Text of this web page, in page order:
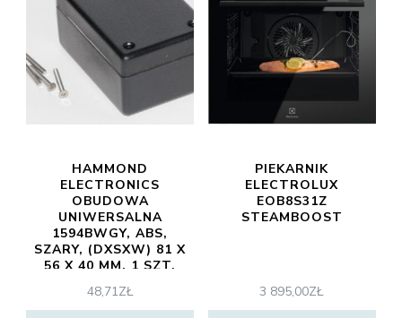
HAMMOND
ELECTRONICS
OBUDOWA
UNIWERSALNA
1594BWGY, ABS,
SZARY, (DXSXW) 81 X
56 X 40 MM, 1 SZT.
48,71ZŁ
PIEKARNIK
ELECTROLUX
EOB8S31Z
STEAMBOOST
3 895,00ZŁ